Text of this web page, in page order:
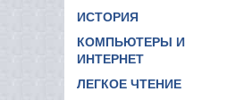
ИСТОРИЯ
КОМПЬЮТЕРЫ И
ИНТЕРНЕТ
ЛЕГКОЕ ЧТЕНИЕ